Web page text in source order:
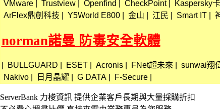
VMware
Trustview Openfind CheckPoint Kaspersky
ArFlex鼎創科技
Y5World E800 金山 江民 Smart IT
norman諾曼 防毒安全軟體
BULLGUARD ESET Acronis FNet超未來 sunwai翔
Nakivo
日月晶耀 G DATA F-Secure
ServerBank 力梭資訊 提供企業客戶長期與大量採購折扣